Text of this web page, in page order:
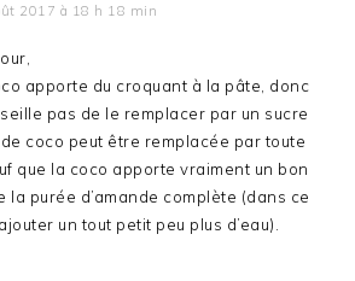
2017 à 18 h 18 min
apporte du croquant à la pâte, donc
pas de le remplacer par un sucre
de coco peut être remplacée par toute
que la coco apporte vraiment un bon
la purée d’amande complète (dans ce
un tout petit peu plus d’eau).